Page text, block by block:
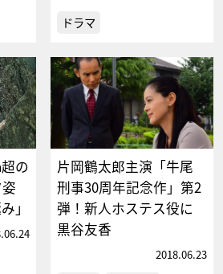
ドラマ
の
」
片岡鶴太郎主演「牛尾
刑事30周年記念作」第2
弾！新人ホステス役に
黒谷友香
2018.06.23